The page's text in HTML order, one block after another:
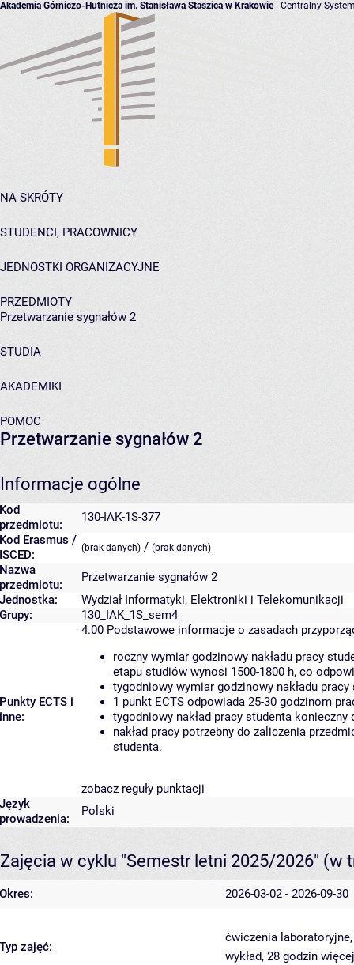
Akademia Górniczo-Hutnicza im. Stanisława Staszica w Krakowie- Centralny
NA SKRÓTY
STUDENCI, PRACOWNICY
JEDNOSTKI ORGANIZACYJNE
PRZEDMIOTY
Przetwarzanie sygnałów 2
STUDIA
AKADEMIKI
POMOC
Przetwarzanie sygnałów 2
Informacje ogólne
Kod
przedmiotu:
130-IAK-1S-377
Kod Erasmus /
ISCED:
(brak danych) / (brak danych)
Nazwa
przedmiotu:
Przetwarzanie sygnałów 2
Jednostka:
Wydział Informatyki, Elektroniki i Telekomunikacji
Grupy:
130_IAK_1S_sem4
Punkty ECTS i
inne:
4.00 Podstawowe informacje o zasadach
roczny wymiar godzinowy nakładu pracy
etapu studiów wynosi 1500-1800 h, co
tygodniowy wymiar godzinowy nakładu
1 punkt ECTS odpowiada 25-30 godzinom
tygodniowy nakład pracy studenta
nakład pracy potrzebny do zaliczenia
studenta.
zobacz reguły punktacji
Język
prowadzenia:
Polski
Zajęcia w cyklu "Semestr letni 2025/2026" (w
Okres: 2026-03-02 - 2026-09-30
Typ zajęć:
ćwiczenia
wykład, 28 godzin